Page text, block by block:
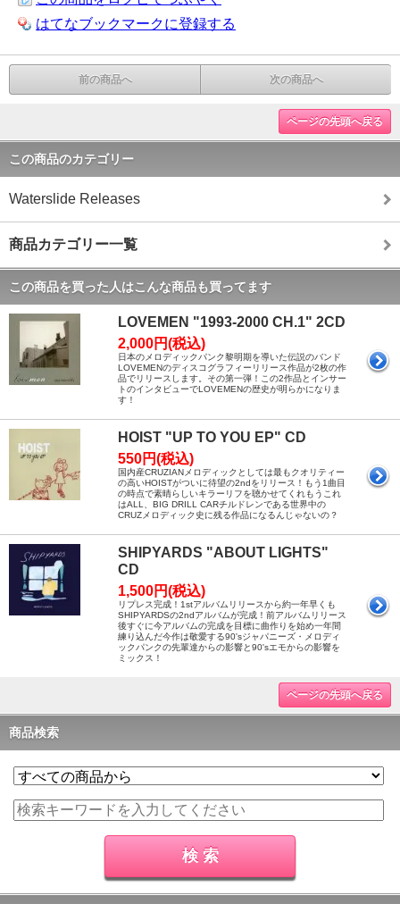
はてなブックマークに登録する
前の商品へ 次の商品へ
ページの先頭へ戻る
この商品のカテゴリー
Waterslide Releases
商品カテゴリー一覧
この商品を買った人はこんな商品も買ってます
LOVEMEN "1993-2000 CH.1" 2CD
2,000円(税込)
日本のメロディックパンク黎明期を導いた伝説のバンド
LOVEMENのディスコグラフィーリリース作品が2枚の作
品でリリースします。その第一弾！この2作品とインサー
トのインタビューでLOVEMENの歴史が明らかになりま
す！
HOIST "UP TO YOU EP" CD
550円(税込)
国内産CRUZIANメロディックとしては最もクオリティー
の高いHOISTがついに待望の2ndをリリース！もう1曲目
の時点で素晴らしいキラーリフを聴かせてくれもうこれ
はALL、BIG DRILL CARチルドレンである世界中の
CRUZメロディック史に残る作品になるんじゃないの？
SHIPYARDS "ABOUT LIGHTS"
CD
1,500円(税込)
リプレス完成！1stアルバムリリースから約一年早くも
SHIPYARDSの2ndアルバムが完成！前アルバムリリース
後すぐに今アルバムの完成を目標に曲作りを始め一年間
練り込んだ今作は敬愛する90'sジャパニーズ・メロディ
ックパンクの先輩達からの影響と90'sエモからの影響を
ミックス！
ページの先頭へ戻る
商品検索